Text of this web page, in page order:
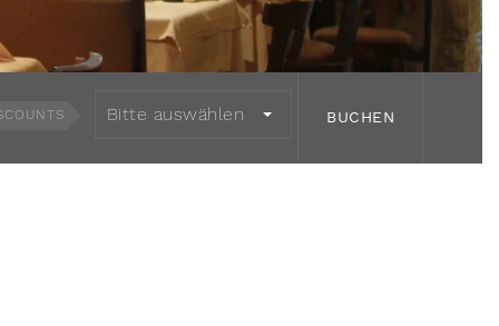
Bitte auswählen BUCHEN